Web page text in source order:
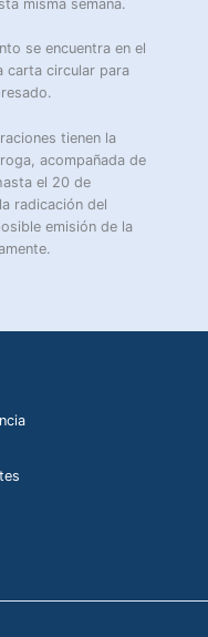
misma semana.
se encuentra en el
carta circular para
tienen la
acompañada de
el 20 de
radicación del
emisión de la